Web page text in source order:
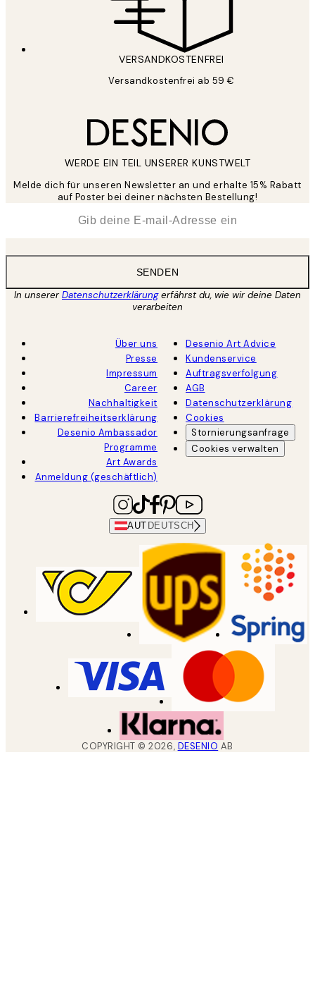
VERSANDKOSTENFREI
Versandkostenfrei ab 59 €
WERDE EIN TEIL UNSERER KUNSTWELT
Melde dich für unseren Newsletter an und erhalte 15% Rabatt
auf Poster bei deiner nächsten Bestellung!
SENDEN
In unsererDatenschutzerklärungerfährst du, wie wir deine Daten
verarbeiten
Über uns
Presse
Impressum
Career
Nachhaltigkeit
Barrierefreiheitserklärung
Desenio Ambassador
Programme
Art Awards
Anmeldung (geschäftlich)
Desenio Art Advice
Kundenservice
Auftragsverfolgung
AGB
Datenschutzerklärung
Cookies
Stornierungsanfrage
Cookies verwalten
AUT DEUTSCH
COPYRIGHT ©2026, DESENIO AB